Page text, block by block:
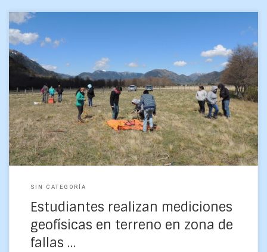
Trece estudiantes participaron en una salida para realizar
trabajos de terreno en la zona cordillerana de Región de la
Araucanía, como parte del curso Geofísica […]
SIN CATEGORÍA
Estudiantes realizan mediciones
geofísicas en terreno en zona de
fallas …